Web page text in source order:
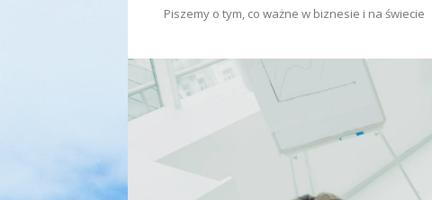
Piszemy o tym, co ważne w biznesie i na świecie